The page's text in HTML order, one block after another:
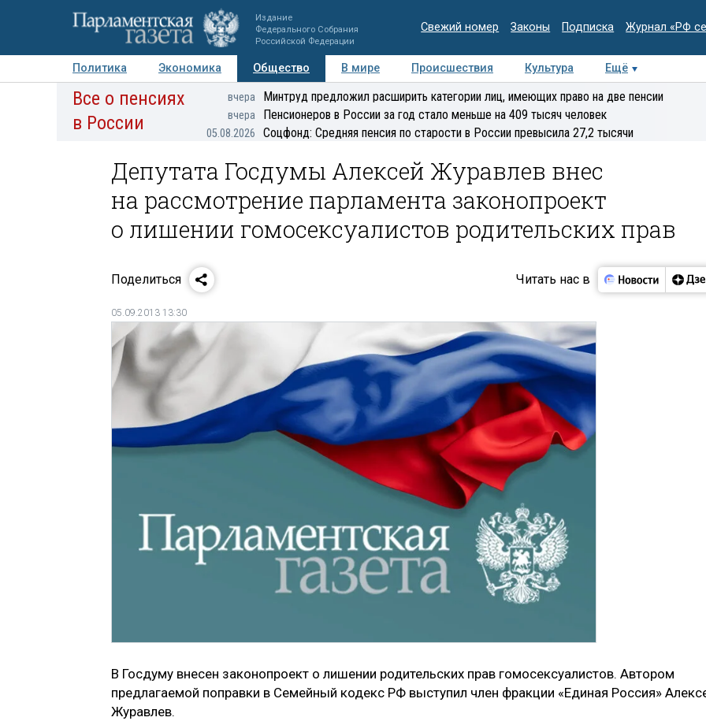
Издание
Федерального Собрания
Российской Федерации
Свежий номер Законы Подписка Журнал «РФ
Политика Экономика Общество В мире Происшествия Культура
Ещё
Авторы Персоны Мнения Регионы Медиацентр Интервью Колумнисты
Все о пенсиях
в России
вчера Минтруд предложил расширить категории лиц, имеющих право на две пенсии
вчера Пенсионеров в России за год стало меньше на 409 тысяч человек
05.08.2026 Соцфонд: Средняя пенсия по старости в России превысила 27,2 тысячи
Депутата Госдумы Алексей Журавлев внес
на рассмотрение парламента законопроект
о лишении гомосексуалистов родительских прав
Поделиться Читать нас в
05.09.2013 13:30
В Госдуму внесен законопроект о лишении родительских прав гомосексуалистов. Автором
предлагаемой поправки в Семейный кодекс РФ выступил член фракции «Единая Россия»
Журавлев.